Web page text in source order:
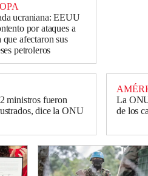
ucraniana: EEUU
por ataques a
que afectaron sus
petroleros
ministros fueron
dice la ONU
La
de los